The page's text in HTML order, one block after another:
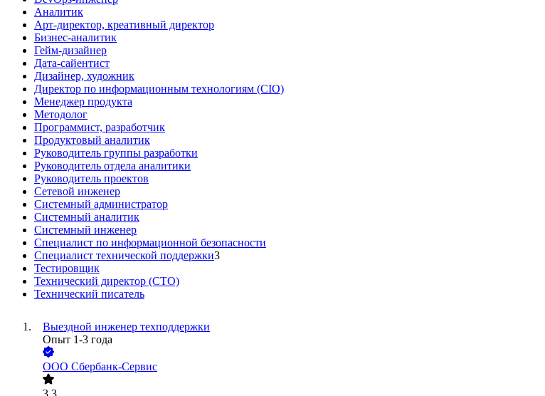
Аналитик
Арт-директор, креативный директор
Бизнес-аналитик
Гейм-дизайнер
Дата-сайентист
Дизайнер, художник
Директор по информационным технологиям (CIO)
Менеджер продукта
Методолог
Программист, разработчик
Продуктовый аналитик
Руководитель группы разработки
Руководитель отдела аналитики
Руководитель проектов
Сетевой инженер
Системный администратор
Системный аналитик
Системный инженер
Специалист по информационной безопасности
Специалист технической поддержки3
Тестировщик
Технический директор (CTO)
Технический писатель
Выездной инженер техподдержки
Опыт 1-3 года
ООО Сбербанк-Сервис